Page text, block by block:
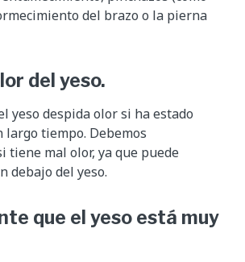
del brazo o la pierna
del yeso.
yeso despida olor si ha estado
largo tiempo. Debemos
tiene mal olor, ya que puede
debajo del yeso.
que el yeso está muy